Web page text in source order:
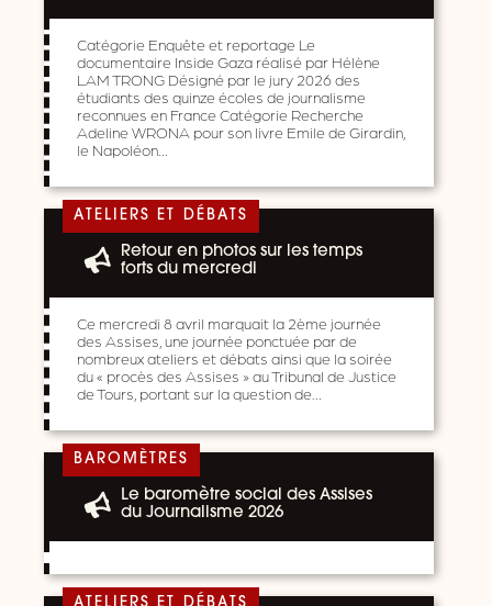
Catégorie Enquête et reportage Le
documentaire Inside Gaza réalisé par Hélène
LAM TRONG Désigné par le jury 2026 des
étudiants des quinze écoles de journalisme
reconnues en France Catégorie Recherche
Adeline WRONA pour son livre Emile de Girardin,
le Napoléon…
ATELIERS ET DÉBATS
Retour en photos sur les temps
forts du mercredi
Ce mercredi 8 avril marquait la 2ème journée
des Assises, une journée ponctuée par de
nombreux ateliers et débats ainsi que la soirée
du « procès des Assises » au Tribunal de Justice
de Tours, portant sur la question de…
BAROMÈTRES
Le baromètre social des Assises
du Journalisme 2026